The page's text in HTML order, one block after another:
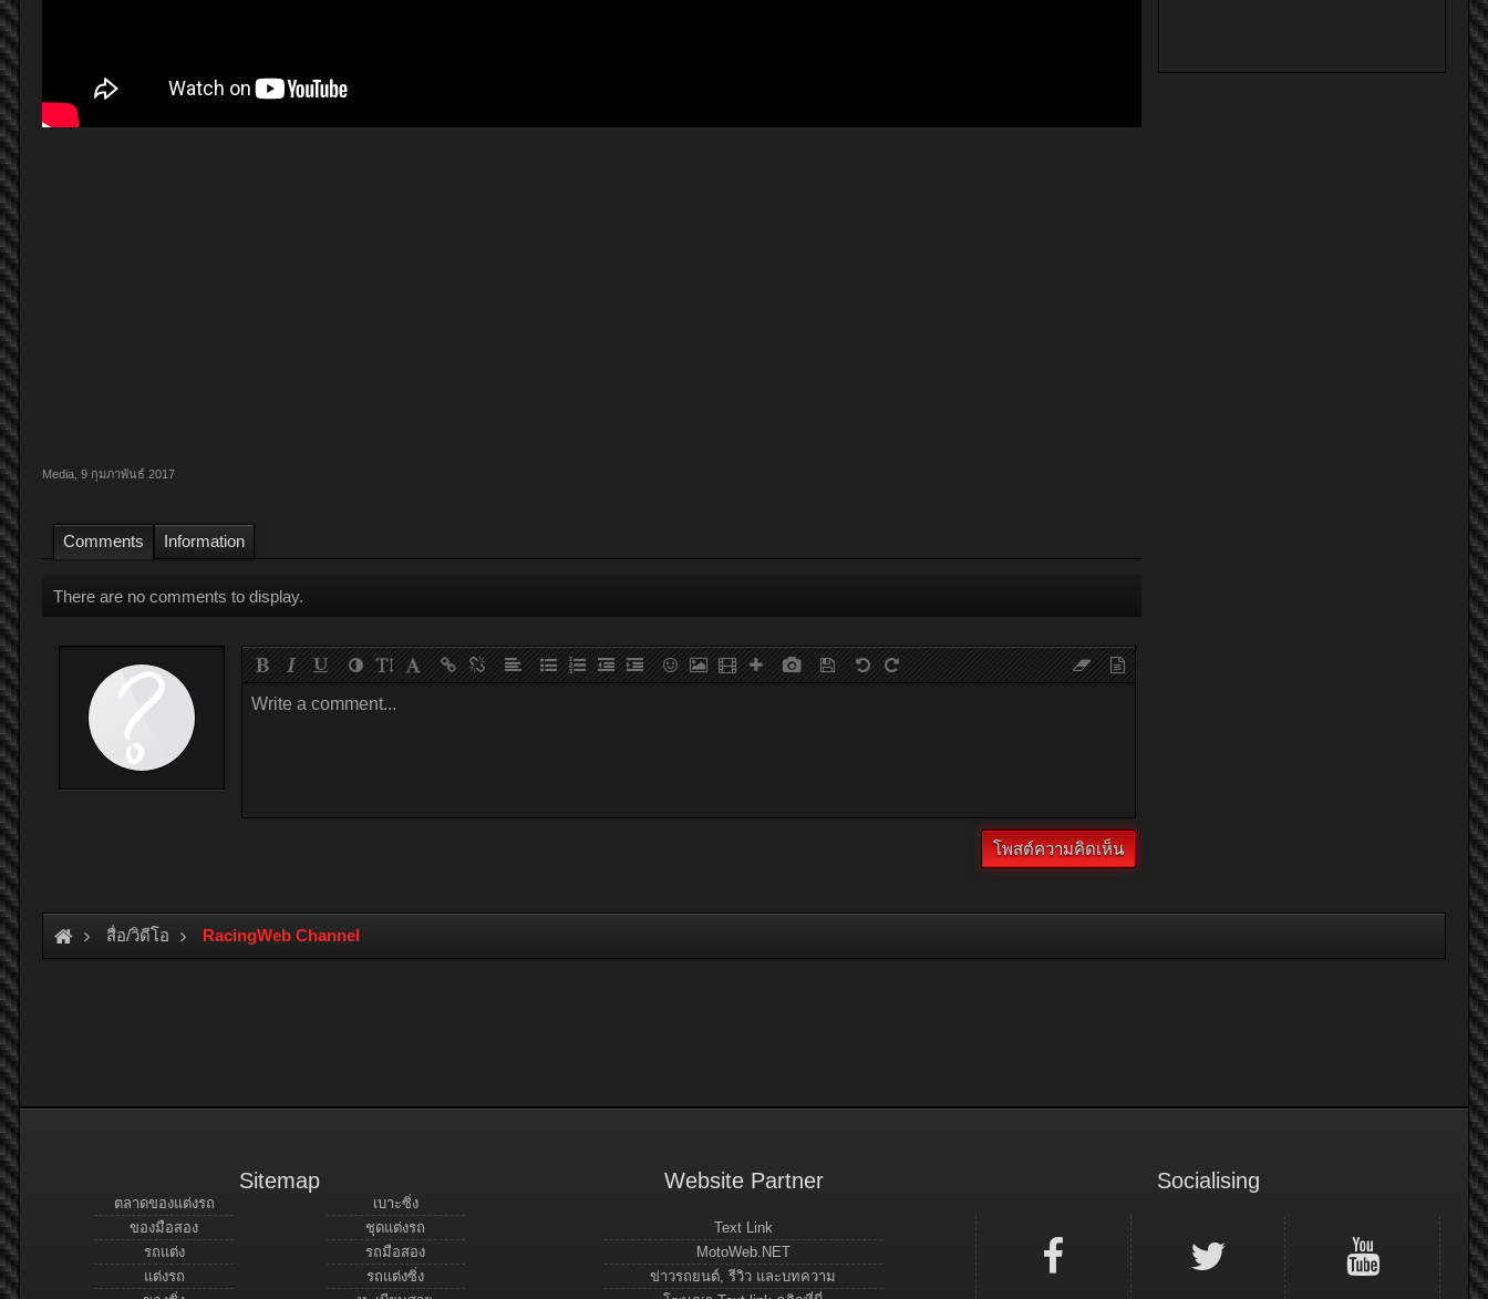
Media 9 กุมภาพันธ์ 2017
Comments Information
There are no comments to display.
Write a comment...
สื่อ/วิดีโอ RacingWeb Channel
Sitemap
ตลาดของแต่งรถ
ของมือสอง
รถแต่ง
แต่งรถ
เบาะซิ่ง
ชุดแต่งรถ
รถมือสอง
รถแต่งซิ่ง
Website Partner
Text Link
MotoWeb.NET
ข่าวรถยนต์, รีวิว และบทความ
Socialising